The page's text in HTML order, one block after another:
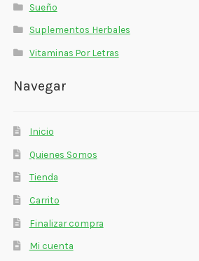
Sueño
Suplementos Herbales
Vitaminas Por Letras
Navegar
Inicio
Quienes Somos
Tienda
Carrito
Finalizar compra
Mi cuenta